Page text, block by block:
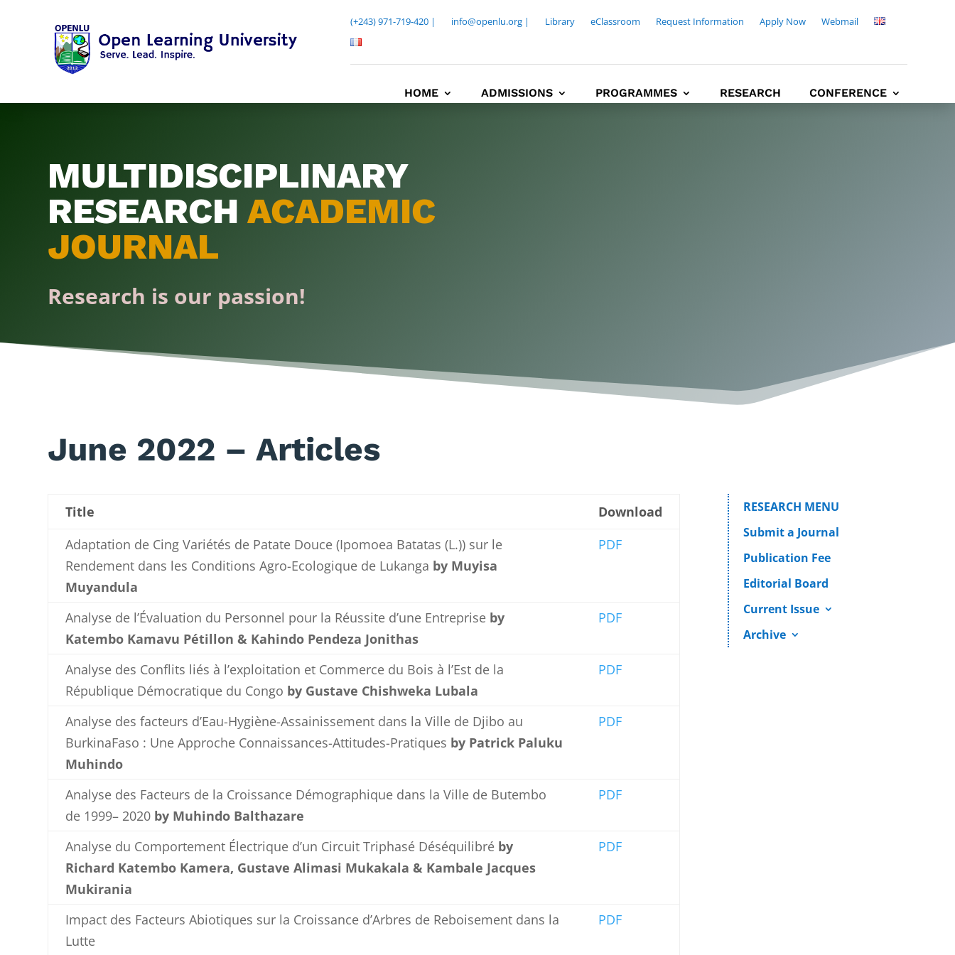
(+243) 971-719-420 | info@openlu.org | Library eClassroom Request Information Apply Now Webmail
HOME ADMISSIONS PROGRAMMES RESEARCH CONFERENCE
MULTIDISCIPLINARY
RESEARCHACADEMIC
JOURNAL
Research is our passion!
June 2022 – Articles
Title
Download
Adaptation de Cing Variétés de Patate Douce (Ipomoea Batatas (L.)) sur le
Rendement dans les Conditions Agro-Ecologique de Lukanga by Muyisa
Muyandula
PDF
Analyse de l’Évaluation du Personnel pour la Réussite d’une Entreprise by
Katembo Kamavu Pétillon & Kahindo Pendeza Jonithas
PDF
Analyse des Conflits liés à l’exploitation et Commerce du Bois à l’Est de la
République Démocratique du Congo by Gustave Chishweka Lubala
PDF
Analyse des facteurs d’Eau-Hygiène-Assainissement dans la Ville de Djibo au
BurkinaFaso : Une Approche Connaissances-Attitudes-Pratiques by Patrick Paluku
Muhindo
PDF
Analyse des Facteurs de la Croissance Démographique dans la Ville de Butembo
de 1999– 2020 by Muhindo Balthazare
PDF
Analyse du Comportement Électrique d’un Circuit Triphasé Déséquilibré by
Richard Katembo Kamera, Gustave Alimasi Mukakala & Kambale Jacques
Mukirania
PDF
Impact des Facteurs Abiotiques sur la Croissance d’Arbres de Reboisement dans la
Lutte
PDF
RESEARCH MENU
Submit a Journal
Publication Fee
Editorial Board
Current Issue
Archive